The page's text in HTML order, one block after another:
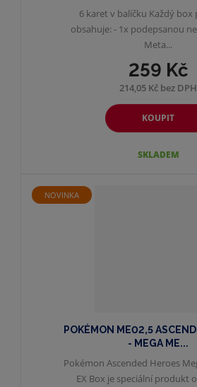
259 Kč
214,05 Kč bez DPH
KOUPIT
SKLADEM
6 karet v balíčku Každý
obsahuje: - 1x podepsanou
Meta...
NOVINKA
POKÉMON ME02,5
- MEGA ME...
Pokémon Ascended Heroes
EX Box je speciální produkt